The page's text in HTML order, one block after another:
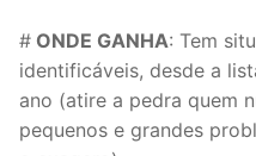
# ONDE GANHA: Tem
identificáveis, desde a
ano (atire a pedra quem
pequenos e grandes